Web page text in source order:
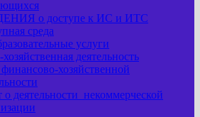
о доступе к ИС и ИТС
среда
услуги
деятельность
хозяйственной
о деятельности некоммерческой